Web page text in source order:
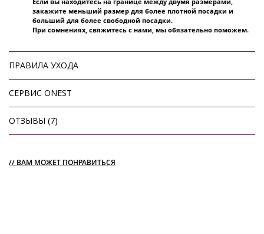
Если вы находитесь на границе между двумя размерами,
закажите меньший размер для более плотной посадки и
больший для более свободной посадки.
При сомнениях, свяжитесь с нами, мы обязательно поможем.
ПРАВИЛА УХОДА
СЕРВИС ONEST
ОТЗЫВЫ (7)
// ВАМ МОЖЕТ ПОНРАВИТЬСЯ